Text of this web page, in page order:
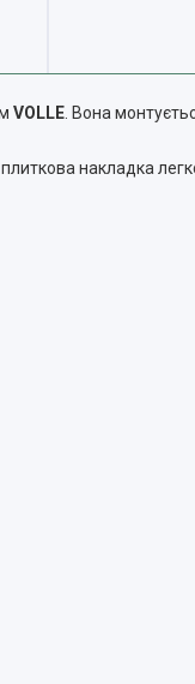
VOLLE . Вона
накладка